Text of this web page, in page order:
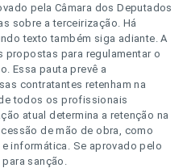
pela Câmara dos Deputados
sobre a terceirização. Há
texto também siga adiante. A
propostas para regulamentar o
Essa pauta prevê a
contratantes retenham na
todos os profissionais
atual determina a retenção na
de mão de obra, como
informática. Se aprovado pelo
sanção.